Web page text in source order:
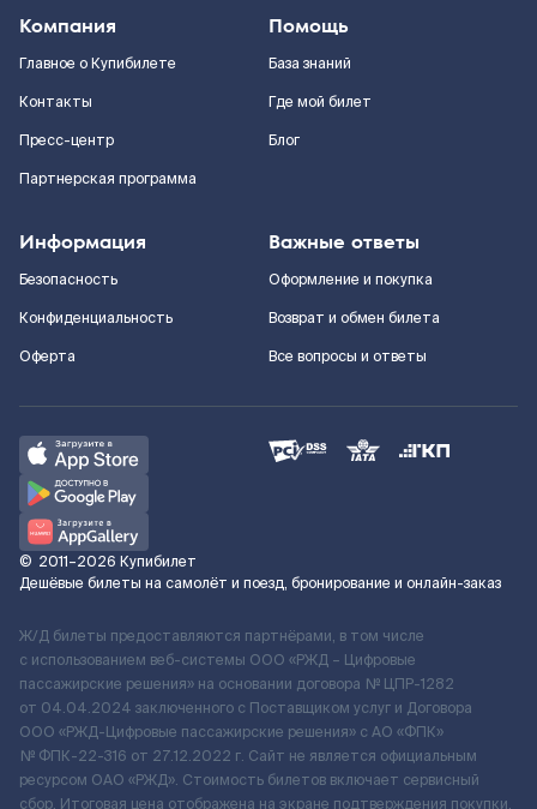
Компания
Главное о Купибилете
Контакты
Пресс-центр
Партнерская программа
Помощь
База знаний
Где мой билет
Блог
Информация
Безопасность
Конфиденциальность
Оферта
Важные ответы
Оформление и покупка
Возврат и обмен билета
Все вопросы и ответы
© 2011–2026 Купибилет
Дешёвые билеты на самолёт и поезд, бронирование и онлайн-заказ
Ж/Д билеты предоставляются партнёрами, в том числе
с использованием веб-системы ООО «РЖД – Цифровые
пассажирские решения» на основании договора № ЦПР-1282
от 04.04.2024 заключенного с Поставщиком услуг и Договора
ООО «РЖД-Цифровые пассажирские решения» c АО «ФПК»
№ ФПК-22-316 от 27.12.2022 г. Сайт не является официальным
ресурсом ОАО «РЖД». Стоимость билетов включает сервисный
сбор. Итоговая цена отображена на экране подтверждения покупки.